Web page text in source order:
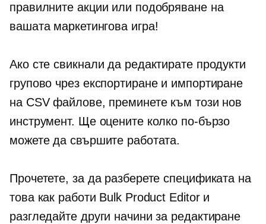
правилните акции или подобряване на
вашата маркетингова игра!
Ако сте свикнали да редактирате продукти
групово чрез експортиране и импортиране
на CSV файлове, преминете към този нов
инструмент. Ще оцените колко по-бързо
можете да свършите работата.
Прочетете, за да разберете спецификата на
това как работи Bulk Product Editor и
разгледайте други начини за редактиране